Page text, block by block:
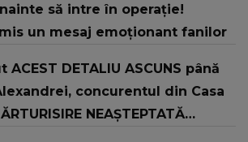
să intre în operație!
un mesaj emoționant fanilor
DETALIU ASCUNS până
concurentul din Casa
NEAȘTEPTATĂ